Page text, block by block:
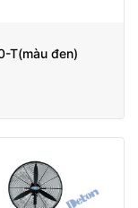
T(màu đen)